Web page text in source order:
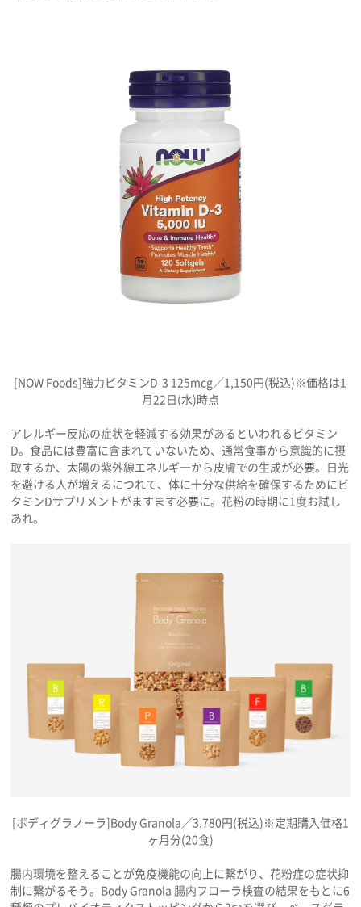
[NOW Foods]強力ビタミンD-3 125mcg／1,150円(税込)※価格は1
月22日(水)時点
アレルギー反応の症状を軽減する効果があるといわれるビタミン
D。食品には豊富に含まれていないため、通常食事から意識的に摂
取するか、太陽の紫外線エネルギ一から皮膚での生成が必要。日光
を避ける人が増えるにつれて、体に十分な供給を確保するためにビ
タミンDサプリメントがますます必要に。花粉の時期に1度お試し
あれ。
[ボディグラノーラ]Body Granola／3,780円(税込)※定期購入価格1
ヶ月分(20食)
腸内環境を整えることが免疫機能の向上に繋がり、花粉症の症状抑
制に繋がるそう。Body Granola 腸内フローラ検査の結果をもとに6